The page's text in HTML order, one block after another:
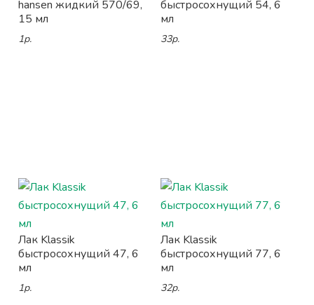
hansen жидкий 570/69,
15 мл
1р.
быстросохнущий 54, 6
мл
33р.
Лак Klassik
быстросохнущий 47, 6
мл
1р.
Лак Klassik
быстросохнущий 77, 6
мл
32р.